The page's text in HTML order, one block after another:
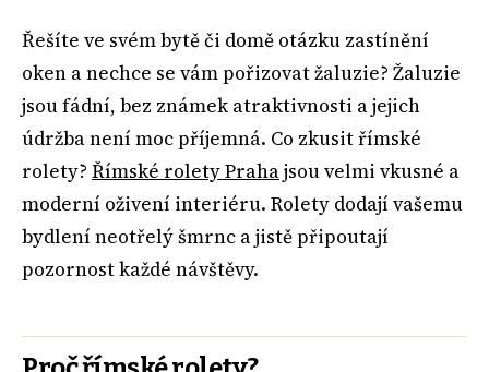
Řešíte ve svém bytě či domě otázku zastínění
oken a nechce se vám pořizovat žaluzie? Žaluzie
jsou fádní, bez známek atraktivnosti a jejich
údržba není moc příjemná. Co zkusit římské
rolety? Římské rolety Prahajsou velmi vkusné a
moderní oživení interiéru. Rolety dodají vašemu
bydlení neotřelý šmrnc a jistě připoutají
pozornost každé návštěvy.